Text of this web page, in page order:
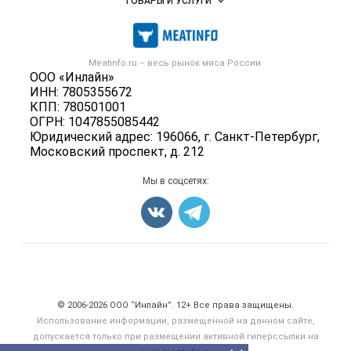
Meatinfo.ru – весь рынок мяса России.
ООО «Инлайн»
ИНН: 7805355672
КПП: 780501001
ОГРН: 1047855085442
Юридический адрес: 196066, г. Санкт-Петербург,
Московский проспект, д. 212
Размещение рекламы
Публичная оферта
Контактная информация
Политика обработки персональных данных
Новости рынка
Мониторинг
Вакансии
Мясо, мясопродукты
Скот в живом весе
Колбасы, сосиски, деликатесы
Мясные полуфабрикаты
Мясные снеки
Яйца
Карта объявлений
Мы в соцсетях:
© 2006‑2026 ООО “Инлайн”. 12+ Все права защищены.
Использование информации, размещенной на данном сайте,
допускается только при размещении активной гиперссылки на